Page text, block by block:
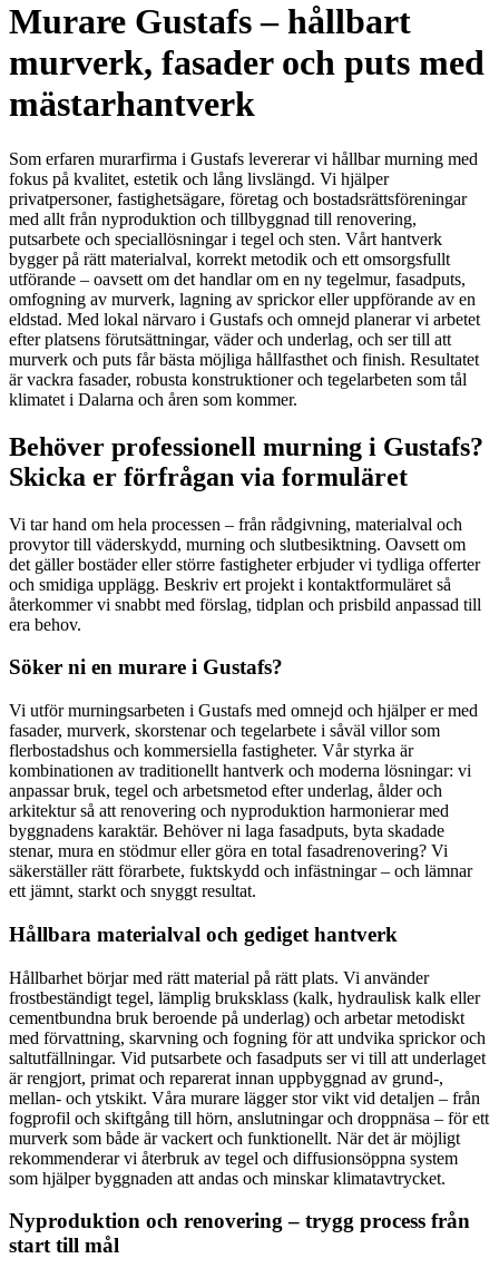
Murare Gustafs – hållbart
murverk, fasader och puts med
mästarhantverk
Som erfaren murarfirma i Gustafs levererar vi hållbar murning med
fokus på kvalitet, estetik och lång livslängd. Vi hjälper
privatpersoner, fastighetsägare, företag och bostadsrättsföreningar
med allt från nyproduktion och tillbyggnad till renovering,
putsarbete och speciallösningar i tegel och sten. Vårt hantverk
bygger på rätt materialval, korrekt metodik och ett omsorgsfullt
utförande – oavsett om det handlar om en ny tegelmur, fasadputs,
omfogning av murverk, lagning av sprickor eller uppförande av en
eldstad. Med lokal närvaro i Gustafs och omnejd planerar vi arbetet
efter platsens förutsättningar, väder och underlag, och ser till att
murverk och puts får bästa möjliga hållfasthet och finish. Resultatet
är vackra fasader, robusta konstruktioner och tegelarbeten som tål
klimatet i Dalarna och åren som kommer.
Behöver professionell murning i Gustafs?
Skicka er förfrågan via formuläret
Vi tar hand om hela processen – från rådgivning, materialval och
provytor till väderskydd, murning och slutbesiktning. Oavsett om
det gäller bostäder eller större fastigheter erbjuder vi tydliga offerter
och smidiga upplägg. Beskriv ert projekt i kontaktformuläret så
återkommer vi snabbt med förslag, tidplan och prisbild anpassad till
era behov.
Söker ni en murare i Gustafs?
Vi utför murningsarbeten i Gustafs med omnejd och hjälper er med
fasader, murverk, skorstenar och tegelarbete i såväl villor som
flerbostadshus och kommersiella fastigheter. Vår styrka är
kombinationen av traditionellt hantverk och moderna lösningar: vi
anpassar bruk, tegel och arbetsmetod efter underlag, ålder och
arkitektur så att renovering och nyproduktion harmonierar med
byggnadens karaktär. Behöver ni laga fasadputs, byta skadade
stenar, mura en stödmur eller göra en total fasadrenovering? Vi
säkerställer rätt förarbete, fuktskydd och infästningar – och lämnar
ett jämnt, starkt och snyggt resultat.
Hållbara materialval och gediget hantverk
Hållbarhet börjar med rätt material på rätt plats. Vi använder
frostbeständigt tegel, lämplig bruksklass (kalk, hydraulisk kalk eller
cementbundna bruk beroende på underlag) och arbetar metodiskt
med förvattning, skarvning och fogning för att undvika sprickor och
saltutfällningar. Vid putsarbete och fasadputs ser vi till att underlaget
är rengjort, primat och reparerat innan uppbyggnad av grund-,
mellan- och ytskikt. Våra murare lägger stor vikt vid detaljen – från
fogprofil och skiftgång till hörn, anslutningar och droppnäsa – för ett
murverk som både är vackert och funktionellt. När det är möjligt
rekommenderar vi återbruk av tegel och diffusionsöppna system
som hjälper byggnaden att andas och minskar klimatavtrycket.
Nyproduktion och renovering – trygg process från
start till mål